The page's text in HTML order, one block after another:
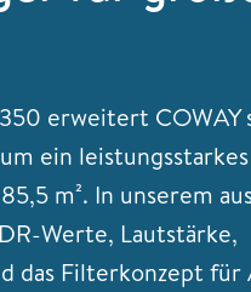
erweitert COWAY
ein
m². In unserem
Werte, Lautstärke,
das Filterkonzept für